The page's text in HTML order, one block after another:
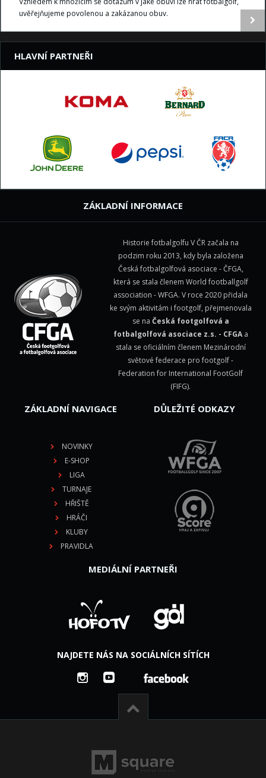
uvěřejňujeme povolenou a zakázanou obuv.
HLAVNÍ PARTNEŘI
ZÁKLADNÍ INFORMACE
Historie fotbalgolfu V ČR začala na
podzim roku 2013, kdy byla založena
Česká fotbalgolfová asociace - ČFGA,
která se stala členem World footballgolf
association - WFGA. V roce 2020 přidala
ke svým aktivitám i footgolf, přejmenovala
se na Česká footgolfová a
fotbalgolfová asociace z.s. - CFGAa
stala se oficiálním členem Mezinárodní
světové federace pro footgolf -
Federation for International FootGolf
(FIFG).
ZÁKLADNÍ NAVIGACE
NOVINKY
E-SHOP
LIGA
TURNAJE
HŘIŠTĚ
HRÁČI
KLUBY
PRAVIDLA
DŮLEŽITÉ ODKAZY
MEDIÁLNÍ PARTNEŘI
NAJDETE NÁS NA SOCIÁLNÍCH SÍTÍCH